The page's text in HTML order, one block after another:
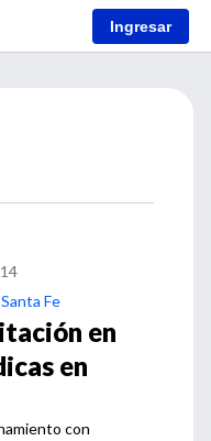
Ingresar
Fe
en
en
con